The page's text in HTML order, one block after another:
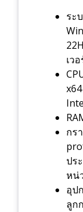
ระ
เว
กร
ปร
หน่
อุป
ลูก